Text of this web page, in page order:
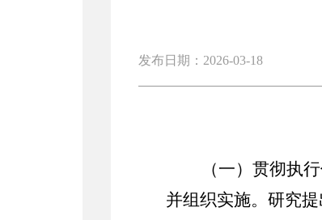
发布日期：2026-03-18
（一） 贯彻执
并组织实施。研究